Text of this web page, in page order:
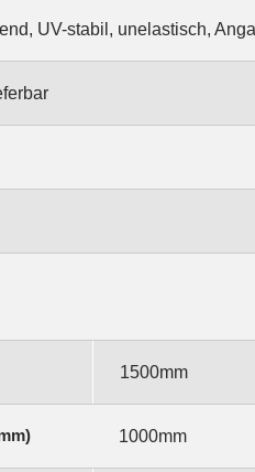
UV-stabil, unelastisch,
1500mm
1000mm